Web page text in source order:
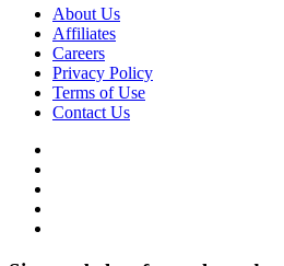
About Us
Affiliates
Careers
Privacy Policy
Terms of Use
Contact Us